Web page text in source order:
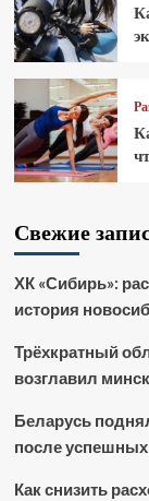
Свежие
ХК «Сибирь»:
история
Трёхкратный
возглавил
Беларусь
после
Как снизить